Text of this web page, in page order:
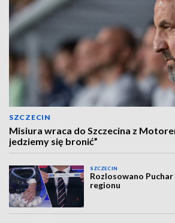
SZCZECIN
Misiura wraca do Szczecina z
jedziemy się bronić”
SZCZECIN
Rozlosowano
regionu